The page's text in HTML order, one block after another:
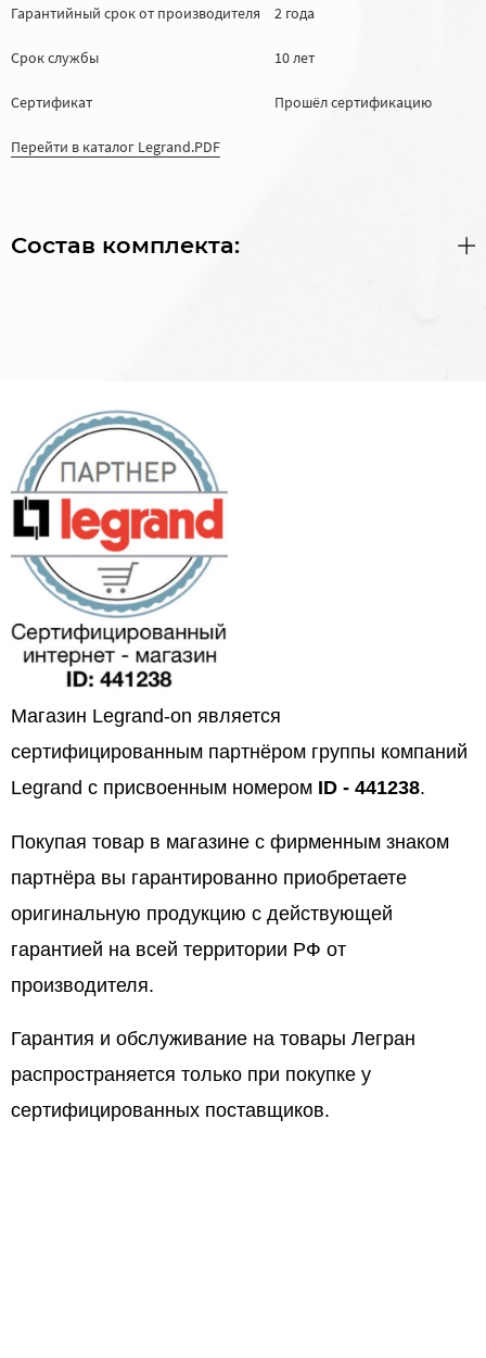
Гарантийный срок от производителя 2 года
Срок службы 10 лет
Сертификат Прошёл сертификацию
Перейти в каталог Legrand.PDF
Состав комплекта:
Магазин Legrand-on является
сертифицированным партнёром группы компаний
Legrand с присвоенным номером ID - 441238.
Покупая товар в магазине с фирменным знаком
партнёра вы гарантированно приобретаете
оригинальную продукцию с действующей
гарантией на всей территории РФ от
производителя.
Гарантия и обслуживание на товары Легран
распространяется только при покупке у
сертифицированных поставщиков.